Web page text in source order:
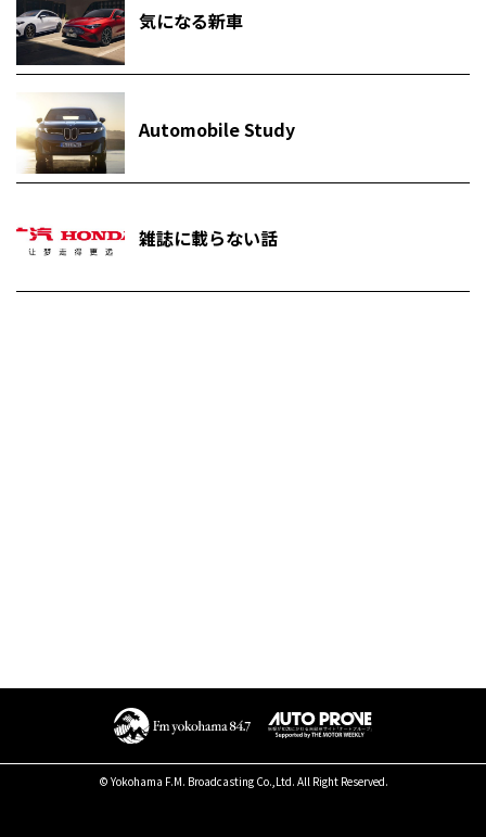
気になる新車
Automobile Study
雑誌に載らない話
© Yokohama F.M. Broadcasting Co.,Ltd. All Right Reserved.